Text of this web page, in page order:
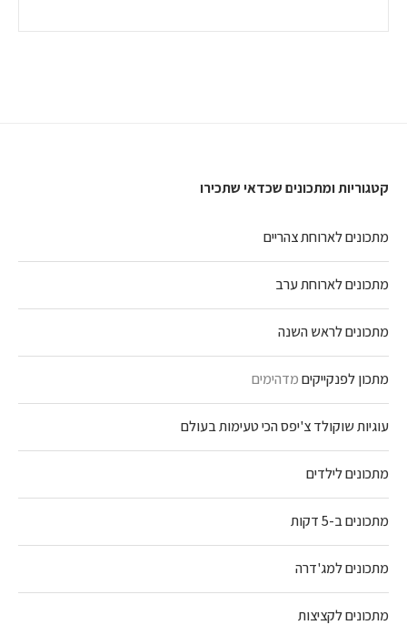
קטגוריות ומתכונים שכדאי שתכירו
מתכונים לארוחת צהריים
מתכונים לארוחת ערב
מתכונים לראש השנה
מתכון לפנקייקיםמדהימים
עוגיות שוקולד צ'יפס הכי טעימות בעולם
מתכונים לילדים
מתכונים ב-5 דקות
מתכונים למג'דרה
מתכונים לקציצות